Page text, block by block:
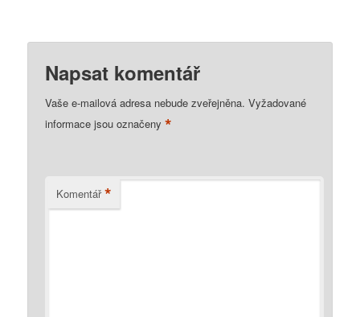
Napsat komentář
Vaše e-mailová adresa nebude zveřejněna. Vyžadované
informace jsou označeny*
Komentář *